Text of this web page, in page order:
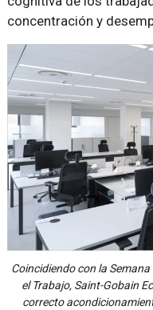
concentración y
Coincidiendo con la
el Trabajo, Saint-Gobain
correcto